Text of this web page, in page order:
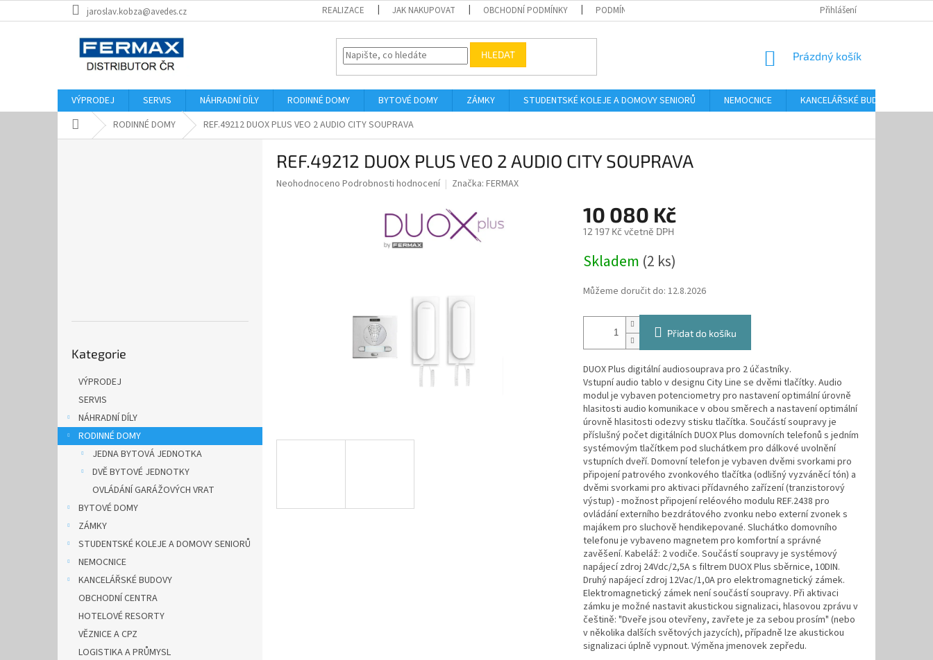
na
jaroslav.kobza@avedes.cz REALIZACE JAK NAKUPOVAT OBCHODNÍ PODMÍNKY PODMÍNKY OCHRANY OSOBNÍCH ÚDAJŮ Přihlášení
HLEDAT
NÁKUPNÍ
Prázdný košík
VÝPRODEJ SERVIS NÁHRADNÍ DÍLY RODINNÉ DOMY BYTOVÉ DOMY ZÁMKY STUDENTSKÉ KOLEJE A DOMOVY SENIORŮ NEMOCNICE KANCELÁŘSKÉ BUDOVY
Domů RODINNÉ DOMY REF.49212 DUOX PLUS VEO 2 AUDIO CITY SOUPRAVA
kategorie
Kategorie
VÝPRODEJ
SERVIS
NÁHRADNÍ DÍLY
RODINNÉ DOMY
JEDNA BYTOVÁ JEDNOTKA
DVĚ BYTOVÉ JEDNOTKY
OVLÁDÁNÍ GARÁŽOVÝCH VRAT
BYTOVÉ DOMY
ZÁMKY
STUDENTSKÉ KOLEJE A DOMOVY SENIORŮ
NEMOCNICE
KANCELÁŘSKÉ BUDOVY
OBCHODNÍ CENTRA
HOTELOVÉ RESORTY
VĚZNICE A CPZ
LOGISTIKA A PRŮMYSL
REF.49212 DUOX PLUS VEO 2 AUDIO CITY SOUPRAVA
Průměrné
Neohodnoceno Podrobnosti hodnocení Značka: FERMAX
10 080 Kč
12 197 Kč včetně DPH
cena:
Skladem (2 ks)
Můžeme doručit do: 12.8.2026
Přidat do košíku
DUOX Plus digitální audiosouprava pro 2 účastníky.
Vstupní audio tablo v designu City Line se dvěmi tlačítky. Audio
modul je vybaven potenciometry pro nastavení optimální úrovně
hlasitosti audio komunikace v obou směrech a nastavení optimální
úrovně hlasitosti odezvy stisku tlačítka. Součástí soupravy je
příslušný počet digitálních DUOX Plus domovních telefonů s jedním
systémovým tlačítkem pod sluchátkem pro dálkové uvolnění
vstupních dveří. Domovní telefon je vybaven dvěmi svorkami pro
připojení patrového zvonkového tlačítka (odlišný vyzváněcí tón) a
dvěmi svorkami pro aktivaci přídavného zařízení (tranzistorový
výstup) - možnost připojení reléového modulu REF.2438 pro
ovládání externího bezdrátového zvonku nebo externí zvonek s
majákem pro sluchově hendikepované. Sluchátko domovního
telefonu je vybaveno magnetem pro komfortní a správné
zavěšení. Kabeláž: 2 vodiče. Součástí soupravy je systémový
napájecí zdroj 24Vdc/2,5A s filtrem DUOX Plus sběrnice, 10DIN.
Druhý napájecí zdroj 12Vac/1,0A pro elektromagnetický zámek.
Elektromagnetický zámek není součástí soupravy. Při aktivaci
zámku je možné nastavit akustickou signalizaci, hlasovou zprávu v
češtině: "Dveře jsou otevřeny, zavřete je za sebou prosím" (nebo
v několika dalších světových jazycích), případně lze akustickou
signalizaci úplně vypnout. Výměna jmenovek zepředu.